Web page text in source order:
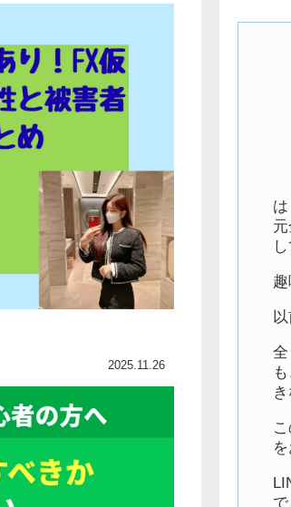
2025.11.26
は